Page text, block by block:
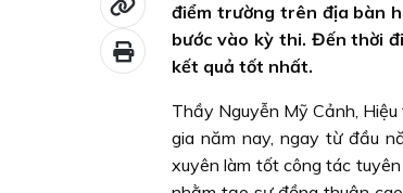
điểm trường trên địa bàn
bước vào kỳ thi. Đến thời
kết quả tốt nhất.
Thầy Nguyễn Mỹ Cảnh,
gia năm nay, ngay từ đầu
xuyên làm tốt công tác